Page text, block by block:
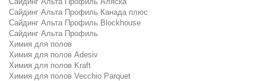
Сайдинг Альта Профиль Канада плюс
Сайдинг Альта Профиль Blockhouse
Сайдинг Альта Профиль
Химия для полов
Химия для полов Adesiv
Химия для полов Kraft
Химия для полов Vecchio Parquet